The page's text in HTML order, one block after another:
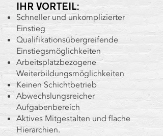
IHR VORTEIL:
Schneller und unkomplizierter
Einstieg
Qualifikationsübergreifende
Einstiegsmöglichkeiten
Arbeitsplatzbezogene
Weiterbildungsmöglichkeiten
Keinen Schichtbetrieb
Abwechslungsreicher
Aufgabenbereich
Aktives Mitgestalten und flache
Hierarchien.